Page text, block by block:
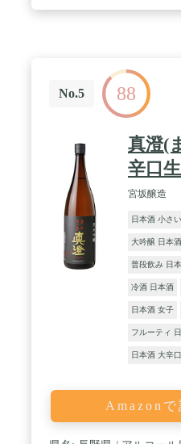
No.5 88
真澄(
辛口
宮坂醸造
日本酒 小さい
大吟醸 日本酒
普段飲み 日
冷酒 日本酒
日本酒 女子
フルーティ
日本酒 大辛口
Amazonで